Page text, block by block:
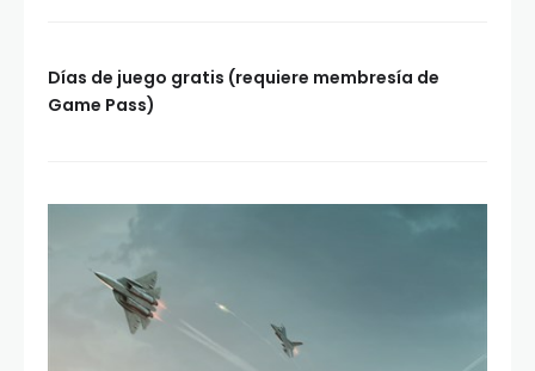
Días de juego gratis (requiere membresía de
Game Pass)